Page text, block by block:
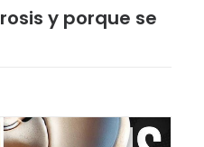
y porque se